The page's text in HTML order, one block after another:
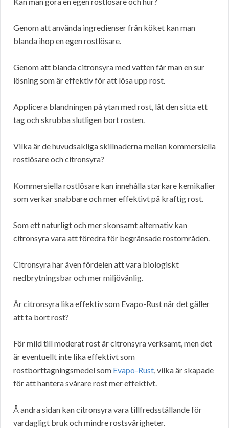
Genom att använda ingredienser från köket kan man
blanda ihop en egen rostlösare.
Genom att blanda citronsyra med vatten får man en sur
lösning som är effektiv för att lösa upp rost.
Applicera blandningen på ytan med rost, låt den sitta ett
tag och skrubba slutligen bort rosten.
Vilka är de huvudsakliga skillnaderna mellan kommersiella
rostlösare och citronsyra?
Kommersiella rostlösare kan innehålla starkare kemikalier
som verkar snabbare och mer effektivt på kraftig rost.
Som ett naturligt och mer skonsamt alternativ kan
citronsyra vara att föredra för begränsade rostområden.
Citronsyra har även fördelen att vara biologiskt
nedbrytningsbar och mer miljövänlig.
Är citronsyra lika effektiv som Evapo-Rust när det gäller
att ta bort rost?
För mild till moderat rost är citronsyra verksamt, men det
är eventuellt inte lika effektivt som
rostborttagningsmedel som Evapo-Rust , vilka är skapade
för att hantera svårare rost mer effektivt.
Å andra sidan kan citronsyra vara tillfredsställande för
vardagligt bruk och mindre rostsvårigheter.